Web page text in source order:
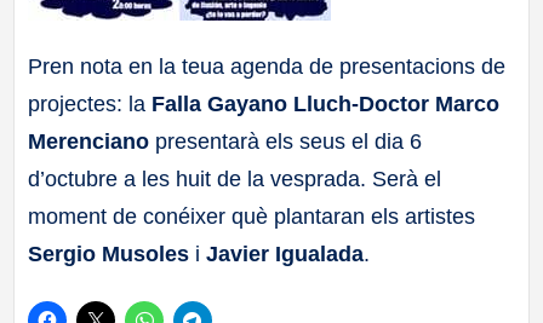
Pren nota en la teua agenda de presentacions de
projectes: la Falla Gayano Lluch-Doctor Marco
Merenciano presentarà els seus el dia 6
d’octubre a les huit de la vesprada. Serà el
moment de conéixer què plantaran els artistes
Sergio Musoles iJavier Igualada.